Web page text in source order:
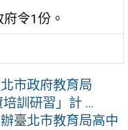
令1份。
市政府教育局
訓研習」計 ...
臺北市教育局高中